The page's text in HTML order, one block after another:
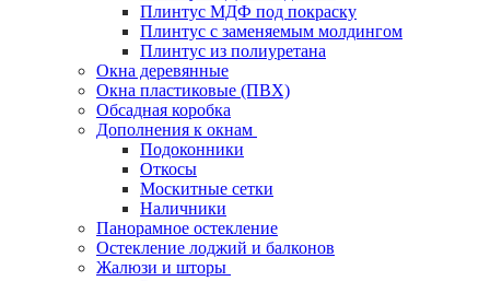
Плинтус МДФ под покраску
Плинтус с заменяемым молдингом
Плинтус из полиуретана
Окна деревянные
Окна пластиковые (ПВХ)
Обсадная коробка
Дополнения к окнам
Подоконники
Откосы
Москитные сетки
Наличники
Панорамное остекление
Остекление лоджий и балконов
Жалюзи и шторы